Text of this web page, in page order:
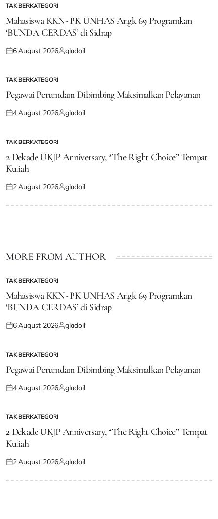
POSTED
IN
TAK BERKATEGORI
Mahasiswa KKN- PK UNHAS Angk 69 Programkan
‘BUNDA CERDAS’ di Sidrap
Posted
6 August 2026Posted
gladoil
POSTED
IN
TAK BERKATEGORI
Pegawai Perumdam Dibimbing Maksimalkan Pelayanan
Posted
4 August 2026Posted
gladoil
POSTED
TAK BERKATEGORI
2 Dekade UKJP Anniversary, “The Right Choice” Tempat
Kuliah
Posted
2 August 2026Posted
gladoil
MORE FROM AUTHOR
POSTED
IN
TAK BERKATEGORI
Mahasiswa KKN- PK UNHAS Angk 69 Programkan
‘BUNDA CERDAS’ di Sidrap
Posted
6 August 2026Posted
gladoil
POSTED
IN
TAK BERKATEGORI
Pegawai Perumdam Dibimbing Maksimalkan Pelayanan
Posted
4 August 2026Posted
gladoil
POSTED
TAK BERKATEGORI
2 Dekade UKJP Anniversary, “The Right Choice” Tempat
Kuliah
Posted
2 August 2026Posted
gladoil